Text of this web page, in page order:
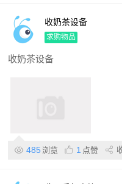
收奶茶设备
求购物品
收奶茶设备
485 浏览 1 点赞